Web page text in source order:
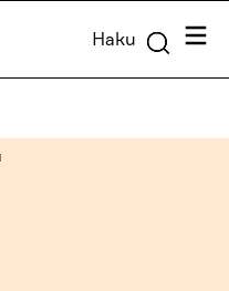
Haku